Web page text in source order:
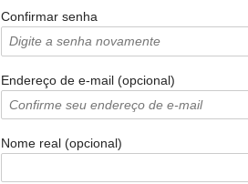
Confirmar senha
Endereço de e-mail (opcional)
Nome real (opcional)